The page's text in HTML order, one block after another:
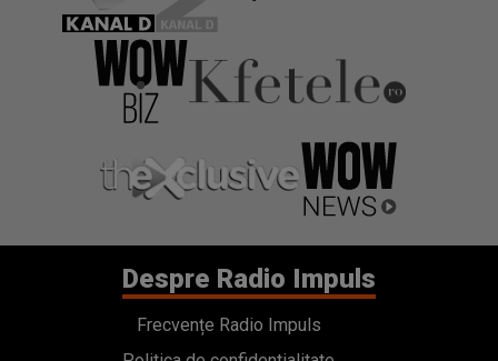
Despre Radio Impuls
Frecvențe Radio Impuls